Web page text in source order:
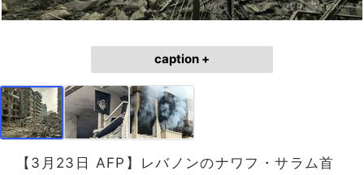
caption +
【3月23日 AFP】レバノンのナワフ・サラム首